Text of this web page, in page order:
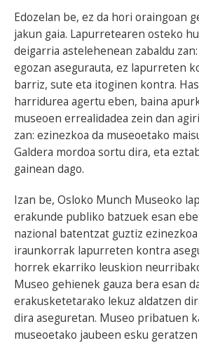
Edozelan be, ez da hori oraingoan
jakun gaia. Lapurretearen osteko
deigarria astelehenean zabaldu
egozan asegurauta, ez lapurreten
barriz, sute eta itoginen kontra.
harridurea agertu eben, baina
museoen errealidadea zein dan
zan: ezinezkoa da museoetako
Galdera mordoa sortu dira, eta
gainean dago.
Izan be, Osloko Munch Museoko
erakunde publiko batzuek esan
nazional batentzat guztiz
iraunkorrak lapurreten kontra
horrek ekarriko leuskion
Museo gehienek gauza bera esan
erakusketetarako lekuz aldatzen
dira aseguretan. Museo pribatuen
museoetako jaubeen esku